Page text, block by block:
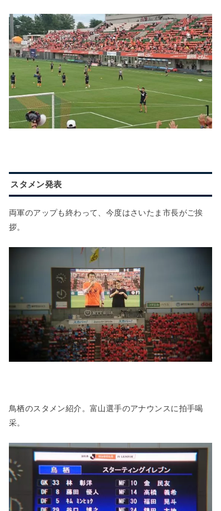
スタメン発表
両軍のアップも終わって、今度はさいたま市長がご挨
拶。
鳥栖のスタメン紹介。富山選手のアナウンスに拍手喝
采。